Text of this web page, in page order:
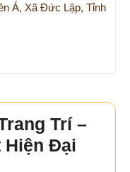
Á, Xã Đức Lập, Tỉnh
Trí –
Hiện Đại